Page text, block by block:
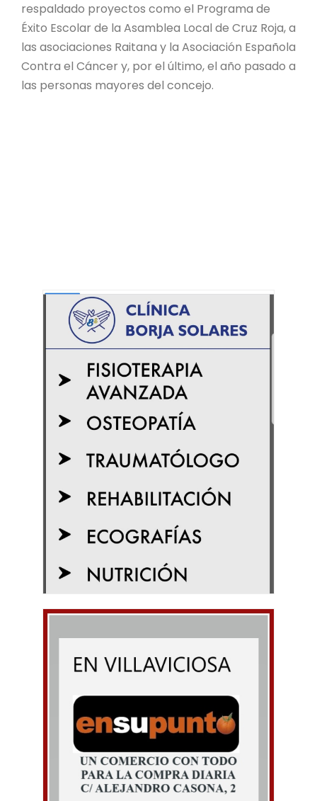
respaldado proyectos como el Programa de
Éxito Escolar de la Asamblea Local de Cruz Roja, a
las asociaciones Raitana y la Asociación Española
Contra el Cáncer y, por el último, el año pasado a
las personas mayores del concejo.